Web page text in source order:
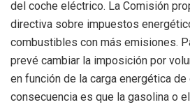
del coche eléctrico. La Comisión
directiva sobre impuestos
combustibles con más emisiones.
prevé cambiar la imposición por
en función de la carga energética
consecuencia es que la gasolina o